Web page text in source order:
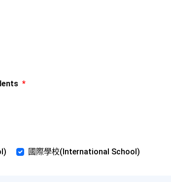
*
國際學校(International School)